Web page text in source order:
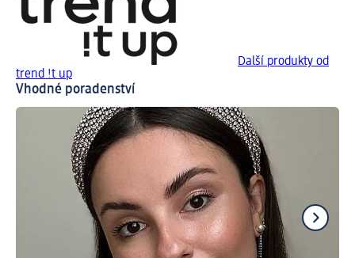
Další produkty od
trend !t up
Vhodné poradenství